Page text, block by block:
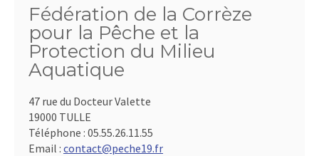
Fédération de la Corrèze
pour la Pêche et la
Protection du Milieu
Aquatique
47 rue du Docteur Valette
19000 TULLE
Téléphone : 05.55.26.11.55
Email : contact@peche19.fr